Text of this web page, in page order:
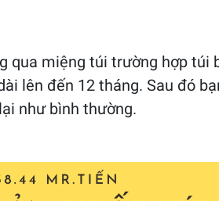
miệng túi trường hợp túi
lên đến 12 tháng. Sau đó
như bình thường.